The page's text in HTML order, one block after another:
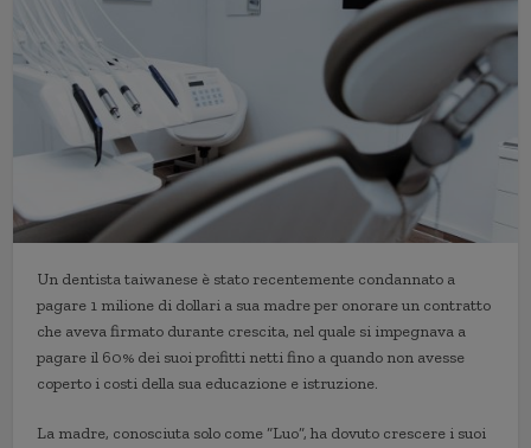
Un dentista taiwanese è stato recentemente condannato a
pagare 1 milione di dollari a sua madre per onorare un contratto
che aveva firmato durante crescita, nel quale si impegnava a
pagare il 60% dei suoi profitti netti fino a quando non avesse
coperto i costi della sua educazione e istruzione.
La madre, conosciuta solo come “Luo”, ha dovuto crescere i suoi